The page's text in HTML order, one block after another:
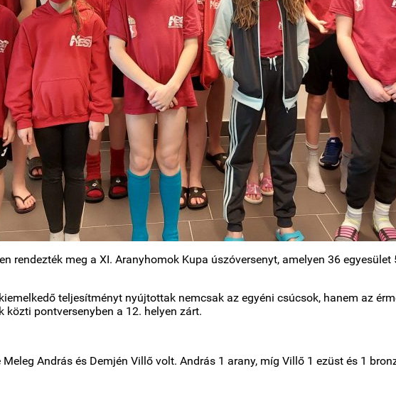
rendezték meg a XI. Aranyhomok Kupa úszóversenyt, amelyen 36
teljesítményt nyújtottak nemcsak az egyéni csúcsok, hanem az
közti pontversenyben a 12. helyen zárt.
András és Demjén Villő volt. András 1 arany, míg Villő 1 ezüst és 1